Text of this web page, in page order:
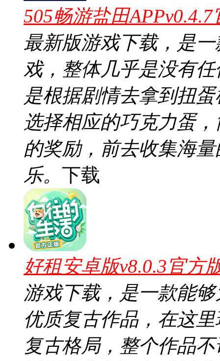
505畅游盐田APPv0.4.7
最新版游戏下载，是
戏，整体几乎是没有
是根据剧情去拿到扭
选择相应的巧克力蛋
的奖励，前去收集海
乐。 下载
好租安卓版v8.0.3官方
游戏下载，是一款能
优质复古作品，在这
复古格局，整个作品